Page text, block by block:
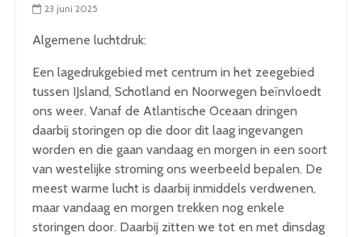
23 juni 2025
Algemene luchtdruk:
Een lagedrukgebied met centrum in het zeegebied
tussen IJsland, Schotland en Noorwegen beïnvloedt
ons weer. Vanaf de Atlantische Oceaan dringen
daarbij storingen op die door dit laag ingevangen
worden en die gaan vandaag en morgen in een soort
van westelijke stroming ons weerbeeld bepalen. De
meest warme lucht is daarbij inmiddels verdwenen,
maar vandaag en morgen trekken nog enkele
storingen door. Daarbij zitten we tot en met dinsdag